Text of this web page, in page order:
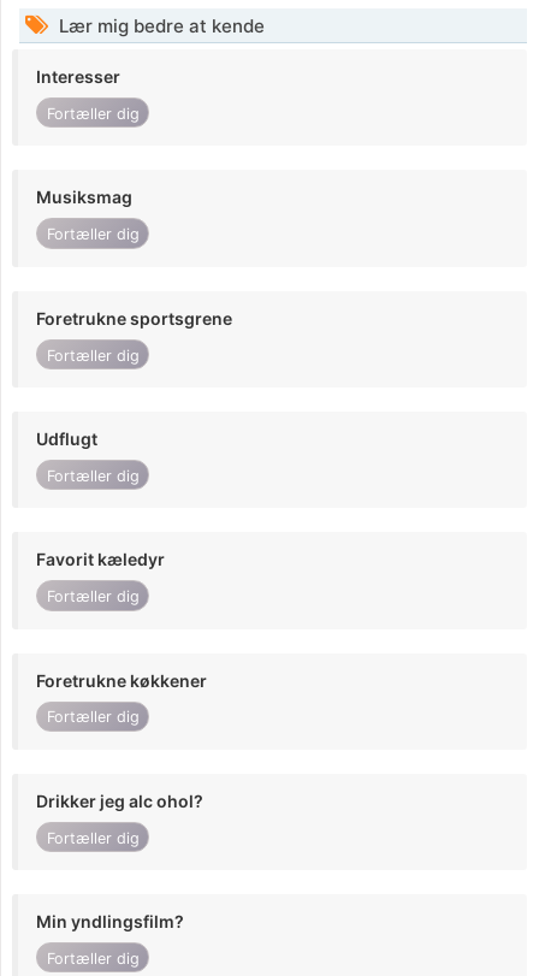
Lær mig bedre at kende
Interesser
Fortæller dig
Musiksmag
Fortæller dig
Foretrukne sportsgrene
Fortæller dig
Udflugt
Fortæller dig
Favorit kæledyr
Fortæller dig
Foretrukne køkkener
Fortæller dig
Drikker jeg alc ohol?
Fortæller dig
Min yndlingsfilm?
Fortæller dig